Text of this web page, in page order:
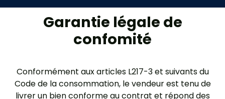
Garantie légale de
confomité
Conformément aux articles L217-3 et suivants du
Code de la consommation, le vendeur est tenu de
livrer un bien conforme au contrat et répond des